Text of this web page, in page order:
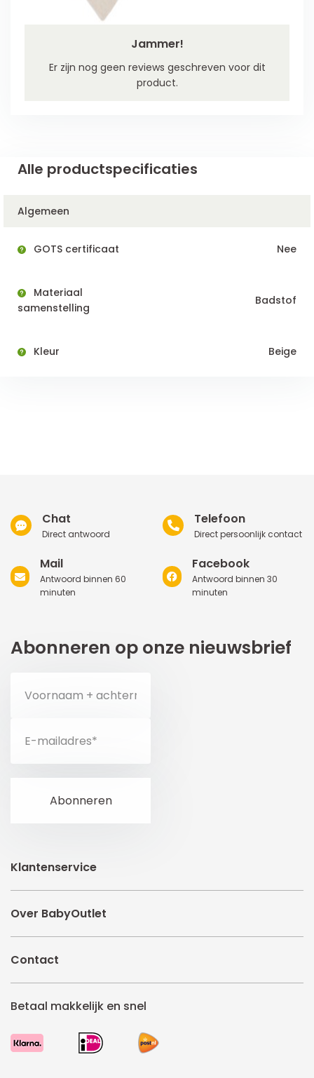
Jammer!
Er zijn nog geen reviews geschreven voor dit
product.
Alle productspecificaties
Algemeen
GOTS certificaat Nee
Materiaal
samenstelling
Badstof
Kleur Beige
Chat
Direct antwoord
Telefoon
Direct persoonlijk contact
Mail
Antwoord binnen 60
minuten
Facebook
Antwoord binnen 30
minuten
Abonneren op onze nieuwsbrief
Klantenservice
Over BabyOutlet
Contact
Betaal makkelijk en snel